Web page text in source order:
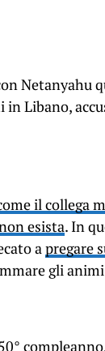
Netanyahu
Libano,
il collega
esista. In
apregare
gli